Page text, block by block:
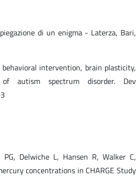
di un enigma - Laterza, Bari,
intervention, brain plasticity,
autism spectrum disorder. Dev
Delwiche L, Hansen R, Walker C,
concentrations in CHARGE Study